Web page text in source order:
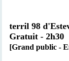
terril 98
Gratuit - 2h30
[Grand public -